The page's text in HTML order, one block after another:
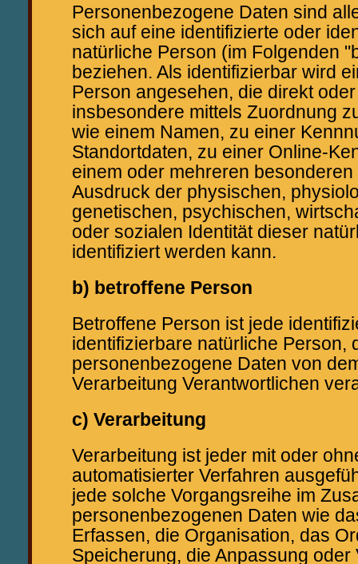
Personenbezogene Daten sind
sich auf eine identifizierte oder
natürliche Person (im Folgenden
beziehen. Als identifizierbar wird
Person angesehen, die direkt
insbesondere mittels Zuordnung
wie einem Namen, zu einer
Standortdaten, zu einer Online-
einem oder mehreren
Ausdruck der physischen,
genetischen, psychischen,
oder sozialen Identität dieser
identifiziert werden kann.
b) betroffene Person
Betroffene Person ist jede
identifizierbare natürliche Person,
personenbezogene Daten von
Verarbeitung Verantwortlichen
c) Verarbeitung
Verarbeitung ist jeder mit oder
automatisierter Verfahren
jede solche Vorgangsreihe im
personenbezogenen Daten wie
Erfassen, die Organisation, das
Speicherung, die Anpassung oder